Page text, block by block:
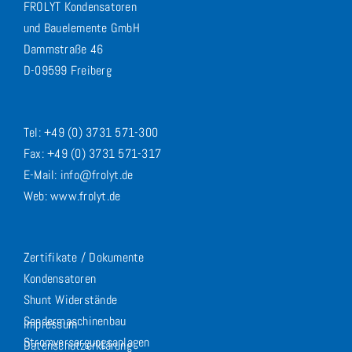
FROLYT Kondensatoren
und Bauelemente GmbH
Dammstraße 46
D-09599 Freiberg
Tel: +49 (0) 3731 571-300
Fax: +49 (0) 3731 571-317
E-Mail: info@frolyt.de
Web: www.frolyt.de
Zertifikate / Dokumente
Kondensatoren
Shunt Widerstände
Sondermaschinenbau
Stromversorgungsanlagen
Impressum
Datenschutzerklärung